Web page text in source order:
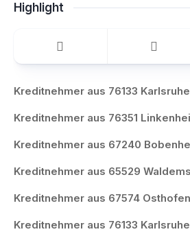
Highlight
Kreditnehmer aus 76133 Karlsruhe
Kreditnehmer aus 76351
Kreditnehmer aus 67240
Kreditnehmer aus 65529 Waldems
Kreditnehmer aus 67574 Osthofen
Kreditnehmer aus 76133 Karlsruhe